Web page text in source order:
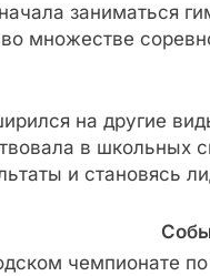
заниматься
множестве
на другие
в школьных
и становясь
чемпионате по